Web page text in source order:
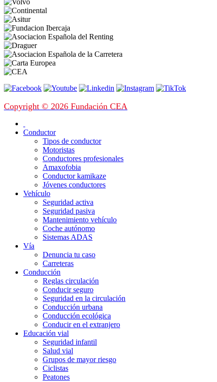
Copyright © 2026 Fundación CEA
Conductor
Tipos de conductor
Motoristas
Conductores profesionales
Amaxofobia
Conductor kamikaze
Jóvenes conductores
Vehículo
Seguridad activa
Seguridad pasiva
Mantenimiento vehículo
Coche autónomo
Sistemas ADAS
Vía
Denuncia tu caso
Carreteras
Conducción
Reglas circulación
Conducir seguro
Seguridad en la circulación
Conducción urbana
Conducción ecológica
Conducir en el extranjero
Educación vial
Seguridad infantil
Salud vial
Grupos de mayor riesgo
Ciclistas
Peatones